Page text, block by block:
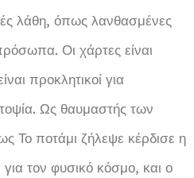
λάθη, όπως λανθασμένες
Οι χάρτες είναι
προκλητικοί για
Ως θαυμαστής των
Το ποτάμι ζήλεψε κέρδισε η
τον φυσικό κόσμο, και ο